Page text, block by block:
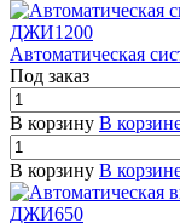
Автоматическая
Под заказ
В корзину В
В корзину В